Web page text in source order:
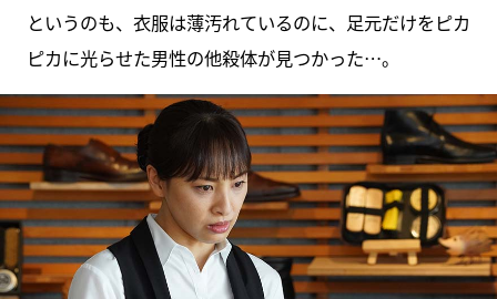
というのも、衣服は薄汚れているのに、足元だけをピカ
ピカに光らせた男性の他殺体が見つかった…。